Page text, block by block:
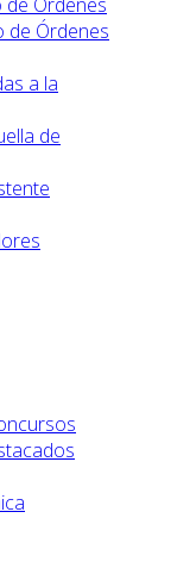
de Órdenes
a la
de